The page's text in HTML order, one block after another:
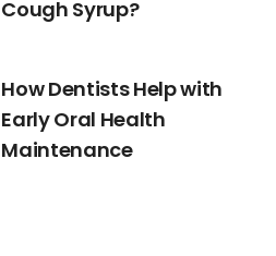
Cough Syrup?
How Dentists Help with
Early Oral Health
Maintenance